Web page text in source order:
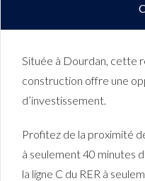
Située à Dourdan, cette
construction offre une
d’investissement.
Profitez de la proximité
à seulement 40 minutes
la ligne C du RER à